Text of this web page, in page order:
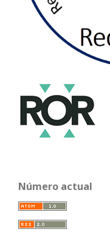
Número actual